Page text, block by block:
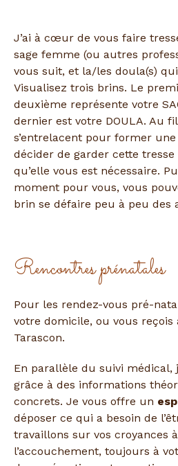
J’ai à cœur de vous faire
sage femme (ou autres
vous suit, et la/les doula(s)
Visualisez trois brins. Le
deuxième représente votre
dernier est votre DOULA. Au
s’entrelacent pour former une
décider de garder cette
qu’elle vous est nécessaire.
moment pour vous, vous
brin se défaire peu à peu des
Rencontres prénatales
Pour les rendez-vous pré-
votre domicile, ou vous reçois
Tarascon.
En parallèle du suivi médical,
grâce à des informations
concrets. Je vous offre un
déposer ce qui a besoin de
travaillons sur vos croyances
l’accouchement, toujours à